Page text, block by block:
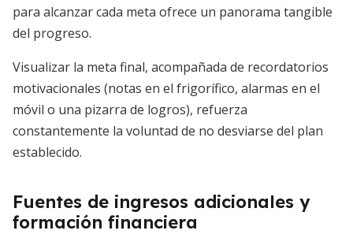
para alcanzar cada meta ofrece un panorama tangible
del progreso.
Visualizar la meta final, acompañada de recordatorios
motivacionales (notas en el frigorífico, alarmas en el
móvil o una pizarra de logros), refuerza
constantemente la voluntad de no desviarse del plan
establecido.
Fuentes de ingresos adicionales y
formación financiera